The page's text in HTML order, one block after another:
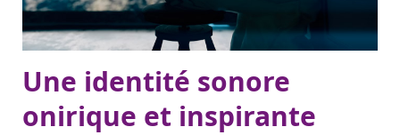
Une identité sonore
onirique et inspirante